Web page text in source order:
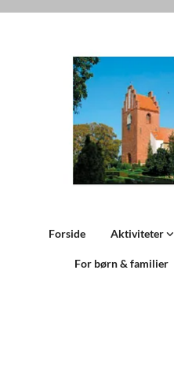
Forside Aktiviteter
For børn & familier